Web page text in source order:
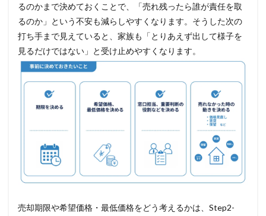
るのかまで決めておくことで、「売れ残ったら誰が責任を取
るのか」という不安も減らしやすくなります。そうした次の
打ち手まで見えていると、家族も「とりあえず出して様子を
見るだけではない」と受け止めやすくなります。
売却期限や希望価格・最低価格をどう考えるかは、Step2-